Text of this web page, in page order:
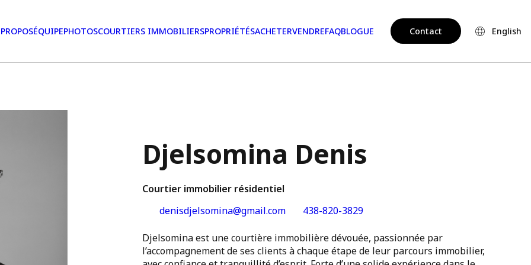
ÉQUIPEPHOTOSCOURTIERS IMMOBILIERSPROPRIÉTÉSACHETERVENDREFAQBLOGUE Contact English
Djelsomina Denis
Courtier immobilier résidentiel
denisdjelsomina@gmail.com
438-820-3829
Djelsomina est une courtière immobilière dévouée, passionnée par
l’accompagnement de ses clients à chaque étape de leur parcours immobilier,